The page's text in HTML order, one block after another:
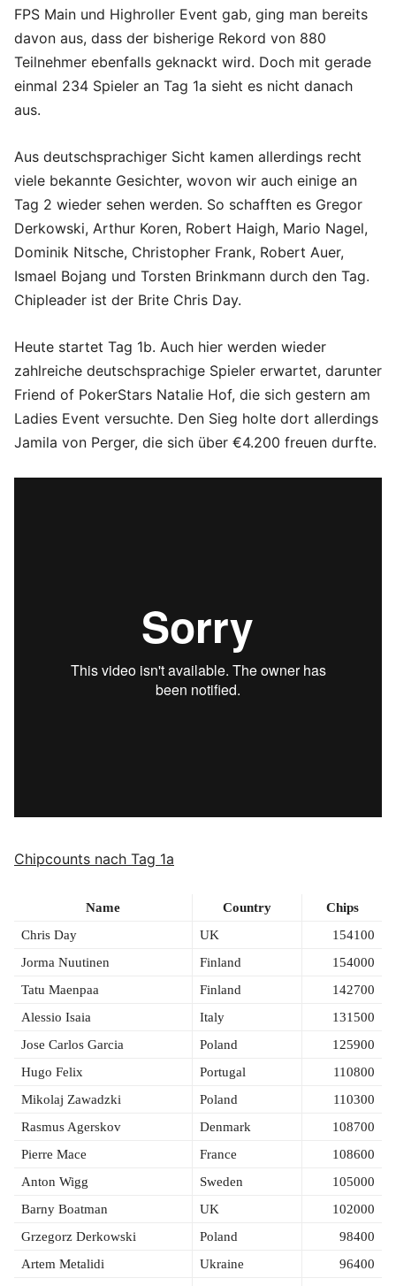
FPS Main und Highroller Event gab, ging man bereits
davon aus, dass der bisherige Rekord von 880
Teilnehmer ebenfalls geknackt wird. Doch mit gerade
einmal 234 Spieler an Tag 1a sieht es nicht danach
aus.
Aus deutschsprachiger Sicht kamen allerdings recht
viele bekannte Gesichter, wovon wir auch einige an
Tag 2 wieder sehen werden. So schafften es Gregor
Derkowski, Arthur Koren, Robert Haigh, Mario Nagel,
Dominik Nitsche, Christopher Frank, Robert Auer,
Ismael Bojang und Torsten Brinkmann durch den Tag.
Chipleader ist der Brite Chris Day.
Heute startet Tag 1b. Auch hier werden wieder
zahlreiche deutschsprachige Spieler erwartet, darunter
Friend of PokerStars Natalie Hof, die sich gestern am
Ladies Event versuchte. Den Sieg holte dort allerdings
Jamila von Perger, die sich über €4.200 freuen durfte.
Chipcounts nach Tag 1a
Name Country
Chips
Chris Day
UK
154100
Jorma Nuutinen
Finland
154000
Tatu Maenpaa
Finland
142700
Alessio Isaia
Italy
131500
Jose Carlos Garcia
Poland
125900
Hugo Felix
Portugal
110800
Mikolaj Zawadzki
Poland
110300
Rasmus Agerskov
Denmark
108700
Pierre Mace
France
108600
Anton Wigg
Sweden
105000
Barny Boatman
UK
102000
Grzegorz Derkowski
Poland
98400
Artem Metalidi
Ukraine
96400